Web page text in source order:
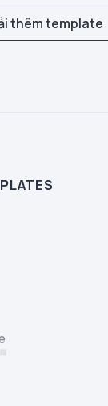
thêm template